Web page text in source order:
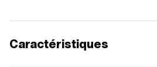
Caractéristiques